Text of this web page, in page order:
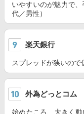
いやすいのが魅力で
代／男性）
楽天銀行
スプレッドが狭いので
外為どっとコム
始めたころ、大きく